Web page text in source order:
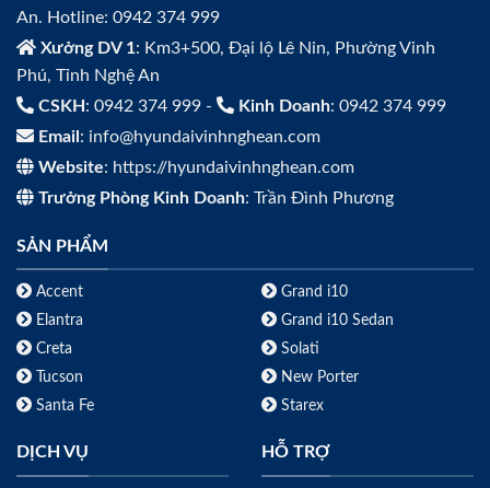
An. Hotline: 0942 374 999
Xưởng DV 1: Km3+500, Đại lộ Lê Nin, Phường Vinh
Phú, Tỉnh Nghệ An
CSKH : 0942 374 999 - Kinh Doanh: 0942 374 999
Email : info@hyundaivinhnghean.com
Website: https://hyundaivinhnghean.com
Trưởng Phòng Kinh Doanh: Trần Đình Phương
SẢN PHẨM
Accent
Elantra
Creta
Tucson
Santa Fe
Grand i10
Grand i10 Sedan
Solati
New Porter
Starex
DỊCH VỤ HỖ TRỢ